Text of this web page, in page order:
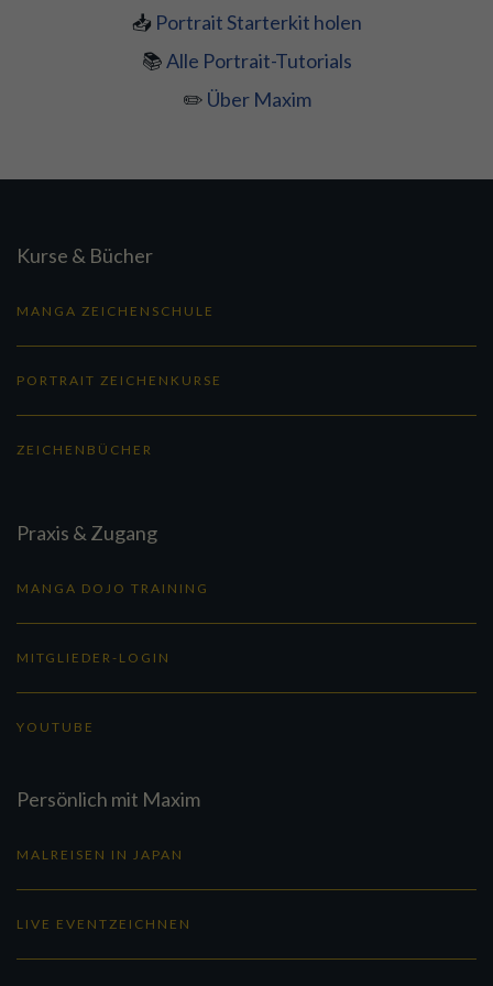
📥 Portrait Starterkit holen
📚Alle Portrait-Tutorials
✏️ Über Maxim
Kurse & Bücher
MANGA ZEICHENSCHULE
PORTRAIT ZEICHENKURSE
ZEICHENBÜCHER
Praxis & Zugang
MANGA DOJO TRAINING
MITGLIEDER-LOGIN
YOUTUBE
Persönlich mit Maxim
MALREISEN IN JAPAN
LIVE EVENTZEICHNEN